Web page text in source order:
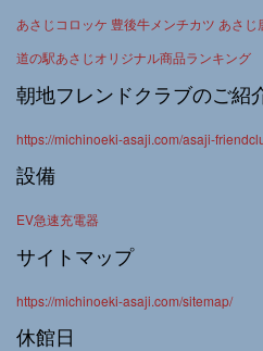
あさじコロッケ 豊後牛メンチカツ あさじ
道の駅あさじオリジナル商品ランキング
朝地フレンドクラブのご紹
https://michinoeki-asaji.com/asaji-
設備
EV急速充電器
サイトマップ
https://michinoeki-asaji.com/sitemap/
休館日